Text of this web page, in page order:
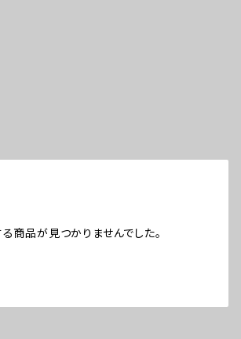
商品が見つかりませんでした。